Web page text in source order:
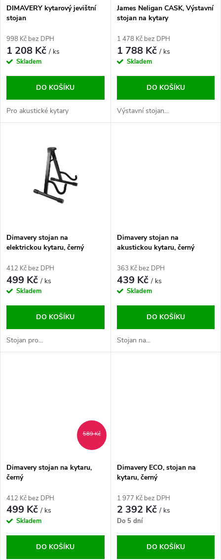
p
r
o
u
p
r
o
d
u
DIMAVERY kytarový jevištní
stojan
998 Kč bez DPH
1 208 Kč/ ks
Skladem
DO KOŠÍKU
Pro akustické kytary
James Neligan CASK, Výstavní
stojan na kytary
1 478 Kč bez DPH
1 788 Kč/ ks
Skladem
DO KOŠÍKU
Výstavní stojan...
Dimavery stojan na
elektrickou kytaru, černý
412 Kč bez DPH
499 Kč/ ks
Skladem
DO KOŠÍKU
Stojan pro...
Dimavery stojan na
akustickou kytaru, černý
363 Kč bez DPH
439 Kč/ ks
Skladem
DO KOŠÍKU
Stojan na...
589 Kč
Dimavery stojan na kytaru,
černý
412 Kč bez DPH
499 Kč/ ks
Skladem
DO KOŠÍKU
Dimavery ECO, stojan na
kytaru, černý
1 977 Kč bez DPH
2 392 Kč/ ks
Do 5 dní
DO KOŠÍKU